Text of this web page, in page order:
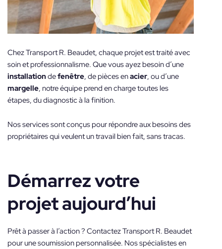
Chez Transport R. Beaudet, chaque projet est traité avec
soin et professionnalisme. Que vous ayez besoin d’une
installationdefenêtre, de pièces enacier, ou d’une
margelle, notre équipe prend en charge toutes les
étapes, du diagnostic à la finition.
Nos services sont conçus pour répondre aux besoins des
propriétaires qui veulent un travail bien fait, sans tracas.
Démarrez votre
projet aujourd’hui
Prêt à passer à l’action ? Contactez Transport R. Beaudet
pour une soumission personnalisée. Nos spécialistes en